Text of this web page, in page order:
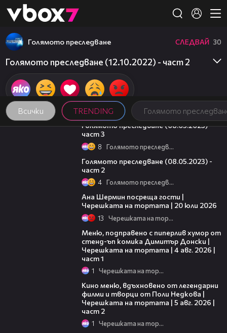
👾
Всички TRENDING Голямото
Голямото преследване СЛЕДВАЙ 30
Голямото преследване (12.10.2022) - част 2
09:13
Голямото преследване (08.05.2023) -
част 3
8 Голямото преследване
Голямото преследване (08.05.2023) -
част 2
4 Голямото преследване
Ана Шермин посреща гости |
Черешката на тортата | 20 юли 2026
13 Черешката на тортата
Меню, подправено с пиперлив хумор от
стенд-ъп комика Димитър Донски |
Черешката на тортата | 4 авг. 2026 |
част 1
1 Черешката на тортата
Кино меню, вдъхновено от легендарни
филми и творци от Поли Недкова |
Черешката на тортата | 5 авг. 2026 |
част 2
1 Черешката на тортата